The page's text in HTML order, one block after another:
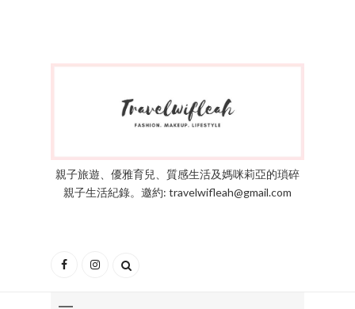
親子旅遊、優雅育兒、質感生活及媽咪莉亞的瑣碎
親子生活紀錄。邀約: travelwifleah@gmail.com